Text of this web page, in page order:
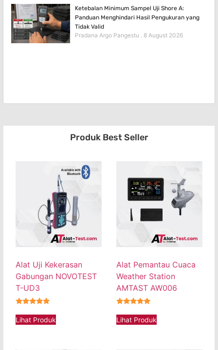
Ketebalan Minimum Sampel Uji Shore A:
Panduan Menghindari Hasil Pengukuran yang
Tidak Valid
Pradana Argo Pangestu 8 August 2026
Produk Best Seller
Alat Uji Kekerasan
Gabungan NOVOTEST
T-UD3
Lihat Produk
Alat Pemantau Cuaca
Weather Station
AMTAST AW006
Lihat Produk